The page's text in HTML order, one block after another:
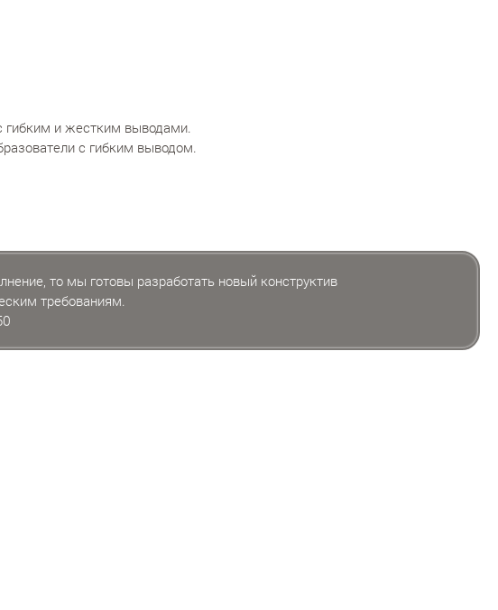
гибким и жестким выводами.
с гибким выводом.
то мы готовы разработать новый конструктив
требованиям.